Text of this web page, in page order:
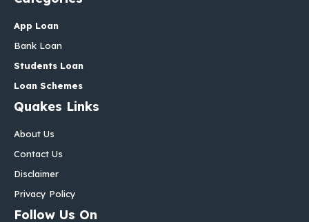
App Loan
Bank Loan
Students Loan
Loan Schemes
Quakes Links
About Us
Contact Us
Disclaimer
Privacy Policy
Follow Us On